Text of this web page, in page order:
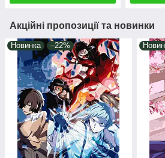
Акційні пропозиції та новинки
Новинка –22%